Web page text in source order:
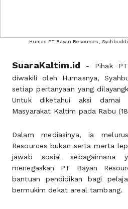
Humas PT Bayan Resources,
SuaraKaltim.id - Pihak PT
diwakili oleh Humasnya,
setiap pertanyaan yang
Untuk diketahui aksi damai
Masyarakat Kaltim pada Rabu
Dalam mediasinya, ia
Resources bukan serta merta
jawab sosial
menegaskan PT Bayan
bantuan pendidikan bagi
bermukim dekat areal tambang.